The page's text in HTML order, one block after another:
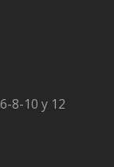
8-10 y 12